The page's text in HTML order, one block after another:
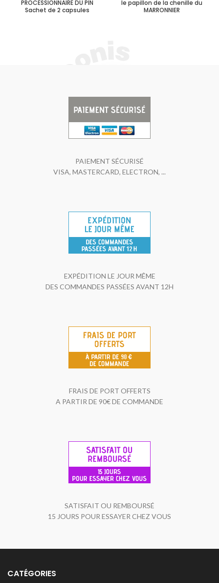
PROCESSIONNAIRE DU PIN
Sachet de 2 capsules
le papillon de la chenille du
MARRONNIER
PAIEMENT SÉCURISÉ
VISA, MASTERCARD, ELECTRON, ...
EXPÉDITION LE JOUR MÊME
DES COMMANDES PASSÉES AVANT 12H
FRAIS DE PORT OFFERTS
A PARTIR DE 90€ DE COMMANDE
SATISFAIT OU REMBOURSÉ
15 JOURS POUR ESSAYER CHEZ VOUS
CATÉGORIES